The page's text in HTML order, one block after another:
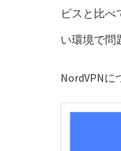
ビスと比
い環境で問
NordVPNに